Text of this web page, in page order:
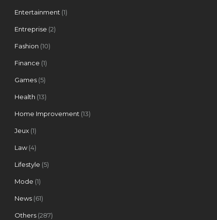
Entertainment (1)
Entreprise (2)
Fashion (10)
Finance (1)
Games (5)
Health (13)
Home Improvement (13)
Jeux (1)
Law(4)
Lifestyle (5)
Mode (1)
News (61)
Others (287)